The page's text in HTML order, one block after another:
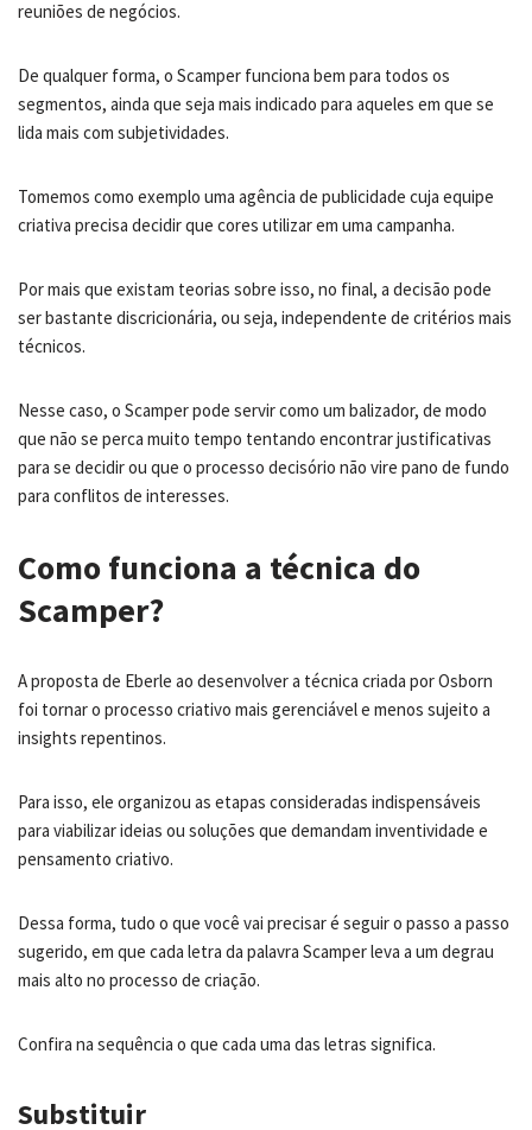
reuniões de negócios.
De qualquer forma, o Scamper funciona bem para todos os
segmentos, ainda que seja mais indicado para aqueles em que se
lida mais com subjetividades.
Tomemos como exemplo uma agência de publicidade cuja equipe
criativa precisa decidir que cores utilizar em uma campanha.
Por mais que existam teorias sobre isso, no final, a decisão pode
ser bastante discricionária, ou seja, independente de critérios mais
técnicos.
Nesse caso, o Scamper pode servir como um balizador, de modo
que não se perca muito tempo tentando encontrar justificativas
para se decidir ou que o processo decisório não vire pano de fundo
para conflitos de interesses.
Como funciona a técnica do
Scamper?
A proposta de Eberle ao desenvolver a técnica criada por Osborn
foi tornar o processo criativo mais gerenciável e menos sujeito a
insights repentinos.
Para isso, ele organizou as etapas consideradas indispensáveis
para viabilizar ideias ou soluções que demandam inventividade e
pensamento criativo.
Dessa forma, tudo o que você vai precisar é seguir o passo a passo
sugerido, em que cada letra da palavra Scamper leva a um degrau
mais alto no processo de criação.
Confira na sequência o que cada uma das letras significa.
Substituir